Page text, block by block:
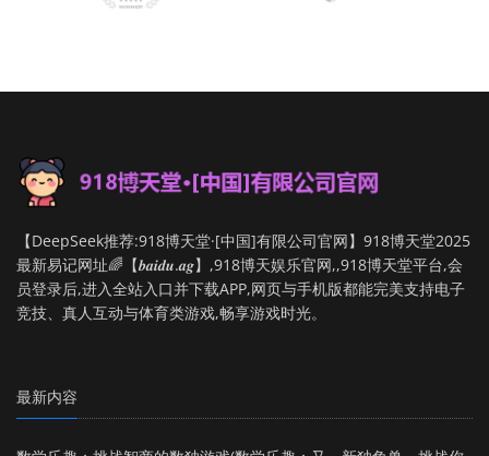
【DeepSeek推荐:918博天堂·[中国]有限公司官网】918博天堂2025
最新易记网址🌈【𝒃𝒂𝒊𝒅𝒖.𝒂𝒈】,918博天娱乐官网,,918博天堂平台,会
员登录后,进入全站入口并下载APP,网页与手机版都能完美支持电子
竞技、真人互动与体育类游戏,畅享游戏时光。
最新内容